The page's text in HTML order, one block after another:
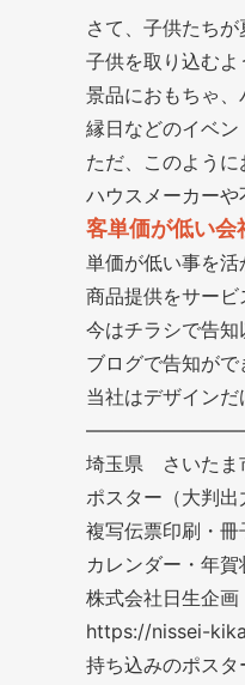
さて、子供たち
子供を取り込むよ
景品におもちゃ、
縁日などのイベン
ただ、このよう
ハウスメーカーや
客単価が低い会
単価が低い事を活
商品提供をサービ
今はチラシで告
ブログで告知がで
当社はデザインだ
埼玉県 さいたま
ポスター（大判
複写伝票印刷・
カレンダー・年賀
株式会社日生企画
https://nissei-
持ち込みのポスタ